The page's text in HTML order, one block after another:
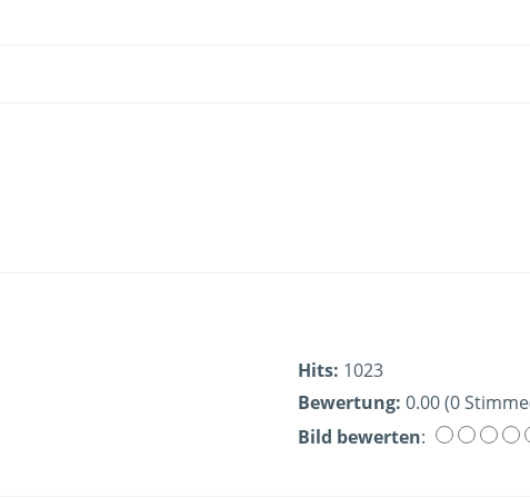
Hits: 1023
Bewertung: 0.00 (0
Bild bewerten: